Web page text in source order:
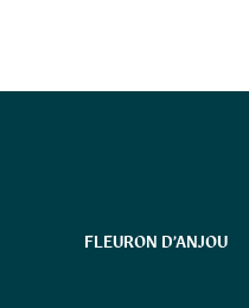
FLEURON D’ANJOU